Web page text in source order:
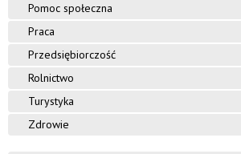
Pomoc społeczna
Praca
Przedsiębiorczość
Rolnictwo
Turystyka
Zdrowie